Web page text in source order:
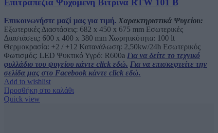
Επικοινωνήστε μαζί μας για τιμή. Χαρακτηριστικά Ψυγείου:
Εξωτερικές Διαστάσεις: 682 x 450 x 675 mm Εσωτερικές
Διαστάσεις: 600 x 400 x 380 mm Χωρητικότητα: 100 lt
Θερμοκρασία: +2 / +12 Κατανάλωση: 2,50kw/24h Εσωτερικός
Φωτισμός: LED Ψυκτικό Υγρό: R600a Για να δείτε το τεχνικό
φυλλάδιο του ψυγείου κάντε click εδώ. Για να επισκεφτείτε την
σελίδα μας στο Facebook κάντε click εδώ.
Add to wishlist
Προσθήκη στο καλάθι
Quick view